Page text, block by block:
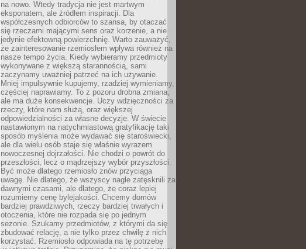
na nowo. Wtedy tradycja nie jest martwym
eksponatem, ale źródłem inspiracji. Dla
współczesnych odbiorców to szansa, by otaczać
się rzeczami mającymi sens oraz korzenie, a nie
jedynie efektowną powierzchnię. Warto zauważyć,
że zainteresowanie rzemiosłem wpływa również na
nasze tempo życia. Kiedy wybieramy przedmioty
wykonywane z większą starannością, sami
zaczynamy uważniej patrzeć na ich używanie.
Mniej impulsywnie kupujemy, rzadziej wymieniamy,
częściej naprawiamy. To z pozoru drobna zmiana,
ale ma duże konsekwencje. Uczy wdzięczności za
rzeczy, które nam służą, oraz większej
odpowiedzialności za własne decyzje. W świecie
nastawionym na natychmiastową gratyfikację taki
sposób myślenia może wydawać się staroświecki,
ale dla wielu osób staje się właśnie wyrazem
nowoczesnej dojrzałości. Nie chodzi o powrót do
przeszłości, lecz o mądrzejszy wybór przyszłości.
Być może dlatego rzemiosło znów przyciąga
uwagę. Nie dlatego, że wszyscy nagle zatęsknili za
dawnymi czasami, ale dlatego, że coraz lepiej
rozumiemy cenę bylejakości. Chcemy domów
bardziej prawdziwych, rzeczy bardziej trwałych i
otoczenia, które nie rozpada się po jednym
sezonie. Szukamy przedmiotów, z którymi da się
zbudować relację, a nie tylko przez chwilę z nich
korzystać. Rzemiosło odpowiada na tę potrzebę